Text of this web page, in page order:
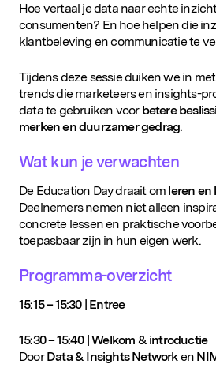
Hoe vertaal je data naar echte
consumenten? En hoe helpen die
klantbeleving en communicatie te
Tijdens deze sessie duiken we in
trends die marketeers en insights-
data te gebruiken voor betere
merken en duurzamer gedrag.
Wat kun je verwachten
De Education Day draait om leren en
Deelnemers nemen niet alleen
concrete lessen en praktische
toepasbaar zijn in hun eigen werk.
Programma-overzicht
15:15 – 15:30 | Entree
15:30 – 15:40 | Welkom & introductie
DoorData & Insights Networken